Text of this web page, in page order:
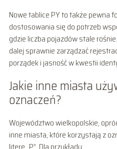
Nowe tablice PY to także pewna
dostosowania się do potrzeb
gdzie liczba pojazdów stale
dalej sprawnie zarządzać
porządek i jasność w kwestii
Jakie inne miasta
oznaczeń?
Województwo wielkopolskie,
inne miasta, które korzystają z